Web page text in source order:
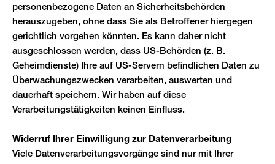
personenbezogene Daten an Sicherheitsbehörden
herauszugeben, ohne dass Sie als Betroffener hiergegen
gerichtlich vorgehen könnten. Es kann daher nicht
ausgeschlossen werden, dass US-Behörden (z. B.
Geheimdienste) Ihre auf US-Servern befindlichen Daten zu
Überwachungszwecken verarbeiten, auswerten und
dauerhaft speichern. Wir haben auf diese
Verarbeitungstätigkeiten keinen Einfluss.
Widerruf Ihrer Einwilligung zur Datenverarbeitung
Viele Datenverarbeitungsvorgänge sind nur mit Ihrer